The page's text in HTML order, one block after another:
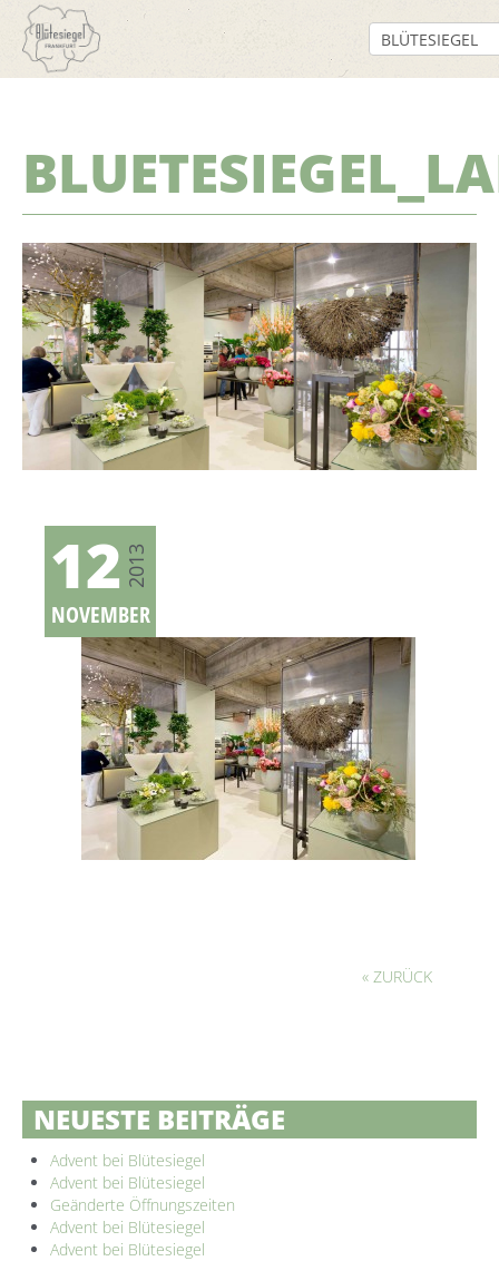
12
NOVEMBER
2013
« ZURÜCK
NEUESTE BEITRÄGE
Advent bei Blütesiegel
Advent bei Blütesiegel
Geänderte Öffnungszeiten
Advent bei Blütesiegel
Advent bei Blütesiegel